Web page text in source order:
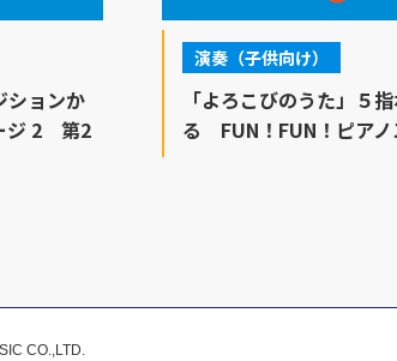
ションか
ジ 2 第2
演奏（子供向け）
「よろこびのうた」５
る FUN！FUN！ピア
CO.,LTD.